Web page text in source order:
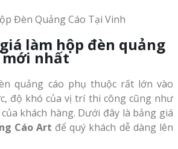
làm hộp đèn quảng
mới nhất
quảng cáo phụ thuộc rất lớn vào
độ khó của vị trí thi công cũng như
khách hàng. Dưới đây là bảng giá
Cáo Art để quý khách dễ dàng lên